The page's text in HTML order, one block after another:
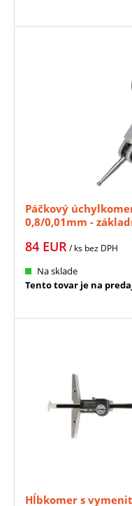
Páčkový
0,8/0,01mm -
84 EUR / ks bez DPH
Na sklade
Tento tovar je na
Hĺbkomer s